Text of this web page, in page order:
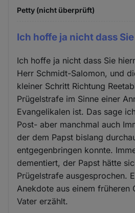
Petty (nicht überprüft)
Ich hoffe ja nicht dass Sie
Ich hoffe ja nicht dass Sie
Herr Schmidt-Salomon, und
kleiner Schritt Richtung
Prügelstrafe im Sinne einer
Evangelikalen ist. Das sage
Post- aber manchmal auch
der dem Papst bislang
entgegenbringen konnte.
dementiert, der Papst hätte
Prügelstrafe ausgesprochen.
Anekdote aus einem früheren
Vater erzählt.